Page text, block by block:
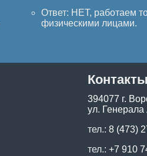
Ответ: НЕТ, работаем
физическими лицами.
Контакты
394077 г.
ул.
тел.: 8 (473)
тел.: +7 910